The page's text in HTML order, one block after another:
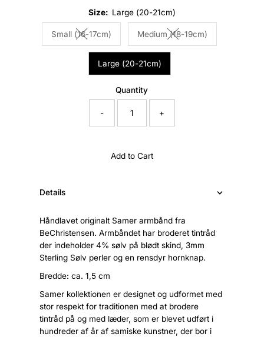
Size: Large (20-21cm)
Small (16-17cm)Variant sold out or unavailable
Medium (18-19cm)Variant sold out or
Large (20-21cm)
Quantity
- +
Add to Cart
Details
Håndlavet originalt Samer armbånd fra
BeChristensen. Armbåndet har broderet tintråd
der indeholder 4% sølv på blødt skind, 3mm
Sterling Sølv perler og en rensdyr hornknap.
Bredde: ca. 1,5 cm
Samer kollektionen er designet og udformet med
stor respekt for traditionen med at brodere
tintråd på og med læder, som er blevet udført i
hundreder af år af samiske kunstner, der bor i